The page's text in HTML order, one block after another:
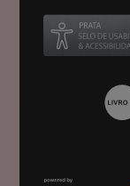
Abre num